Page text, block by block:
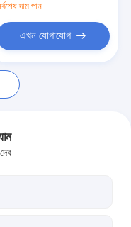
দাম পান
এখন যোগাযোগ